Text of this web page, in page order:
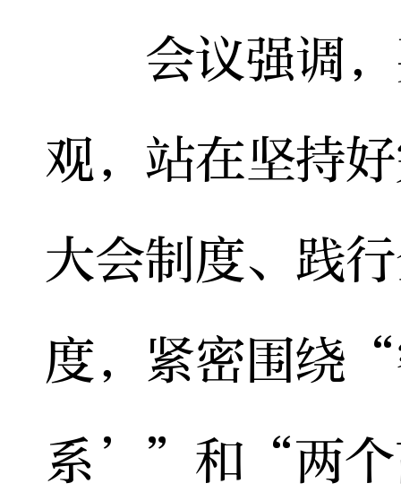
会议强调，
观，站在坚持
大会制度、践
度，紧密围绕
系’”和“两个